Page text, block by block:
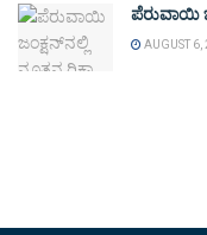
ಪೆರುವಾಯಿ
AUGUST 6,